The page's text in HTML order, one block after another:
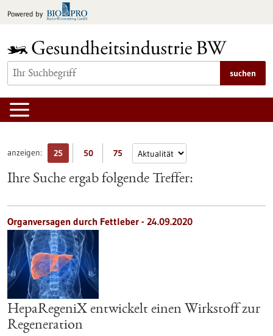
Inhalt
Powered by
suchen
anzeigen: 25 50 75
Ihre Suche ergab folgende Treffer:
Organversagen durch Fettleber - 24.09.2020
HepaRegeniX entwickelt einen Wirkstoff zur
Regeneration